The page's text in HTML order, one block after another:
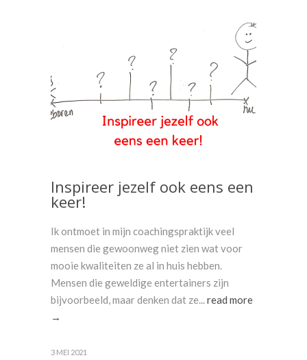
Inspireer jezelf ook eens een
keer!
Ik ontmoet in mijn coachingspraktijk veel
mensen die gewoonweg niet zien wat voor
mooie kwaliteiten ze al in huis hebben.
Mensen die geweldige entertainers zijn
bijvoorbeeld, maar denken dat ze...read more
→
3 MEI 2021